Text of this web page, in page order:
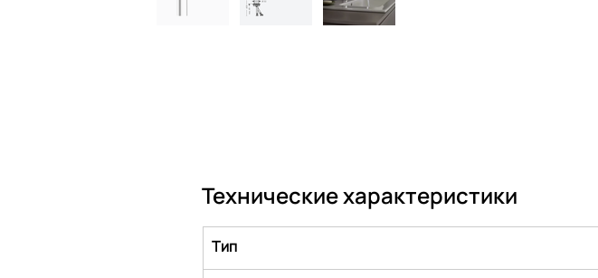
Технические характеристики
Тип